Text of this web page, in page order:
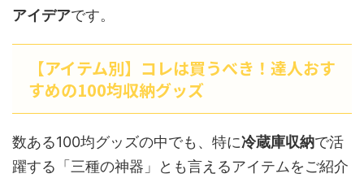
アイデアです。
【アイテム別】コレは買うべき！達人おす
すめの100均収納グッズ
数ある100均グッズの中でも、特に冷蔵庫収納で活
躍する「三種の神器」とも言えるアイテムをご紹介